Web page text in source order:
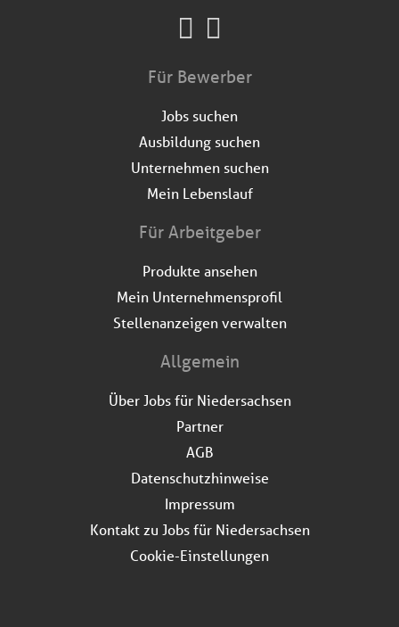
Für Bewerber
Jobs suchen
Ausbildung suchen
Unternehmen suchen
Mein Lebenslauf
Für Arbeitgeber
Produkte ansehen
Mein Unternehmensprofil
Stellenanzeigen verwalten
Allgemein
Über Jobs für Niedersachsen
Partner
AGB
Datenschutzhinweise
Impressum
Kontakt zu Jobs für Niedersachsen
Cookie-Einstellungen